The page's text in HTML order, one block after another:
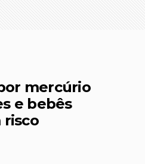
mercúrio
e bebês